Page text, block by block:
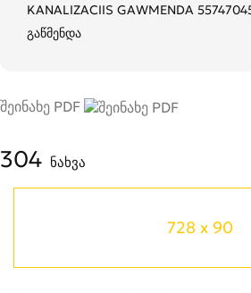
KANALIZACIIS GAWMENDA
გაწმენდა
შეინახე PDF
304 ნახვა
728 x 90